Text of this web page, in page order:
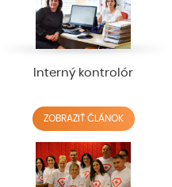
Interný kontrolór
ZOBRAZIŤ ČLÁNOK